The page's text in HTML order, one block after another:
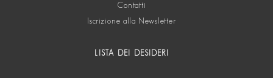
Contatti
Iscrizione alla Newsletter
LISTA DEI DESIDERI